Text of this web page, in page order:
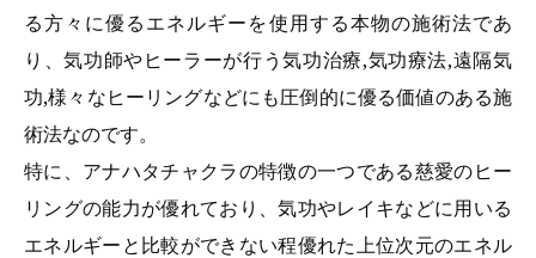
る方々に優るエネルギーを使用する本物の施術法であ
り、気功師やヒーラーが行う気功治療,気功療法,遠隔気
功,様々なヒーリングなどにも圧倒的に優る価値のある施
術法なのです。
特に、アナハタチャクラの特徴の一つである慈愛のヒー
リングの能力が優れており、気功やレイキなどに用いる
エネルギーと比較ができない程優れた上位次元のエネル